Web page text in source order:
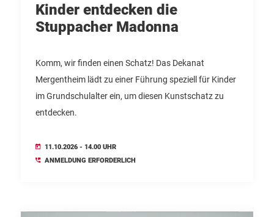
Kinder entdecken die
Stuppacher Madonna
Komm, wir finden einen Schatz! Das Dekanat
Mergentheim lädt zu einer Führung speziell für Kinder
im Grundschulalter ein, um diesen Kunstschatz zu
entdecken.
11.10.2026 - 14.00 UHR
ANMELDUNG ERFORDERLICH